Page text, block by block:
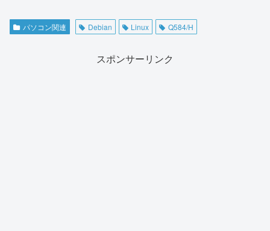
パソコン関連 Debian Linux Q584/H
スポンサーリンク